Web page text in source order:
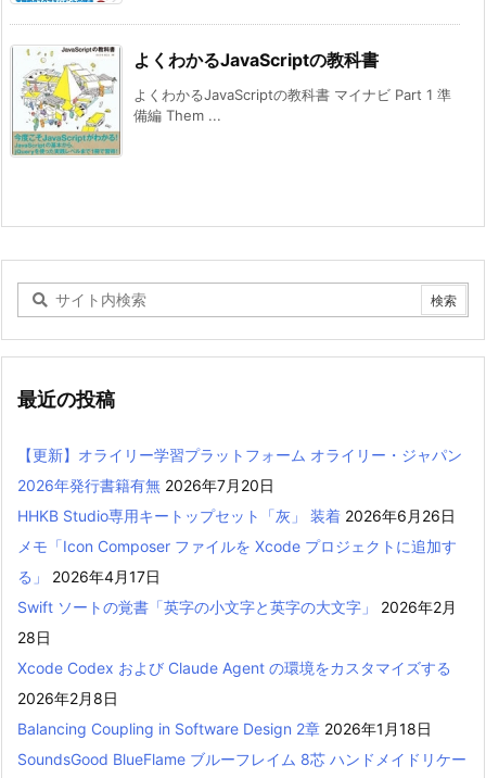
よくわかるJavaScriptの教科書
よくわかるJavaScriptの教科書 マイナビ Part 1 準
備編 Them ...
最近の投稿
【更新】オライリー学習プラットフォーム オライリー・ジャパン
2026年発行書籍有無 2026年7月20日
HHKB Studio専用キートップセット「灰」 装着 2026年6月26日
メモ「Icon Composer ファイルを Xcode プロジェクトに追加す
る」
2026年4月17日
Swift ソートの覚書「英字の小文字と英字の大文字」
2026年2月
28日
Xcode Codex および Claude Agent の環境をカスタマイズする
2026年2月8日
Balancing Coupling in Software Design 2章 2026年1月18日
SoundsGood BlueFlame ブルーフレイム 8芯 ハンドメイドリケー